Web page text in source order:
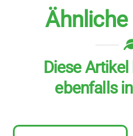
Diese
ebenfalls